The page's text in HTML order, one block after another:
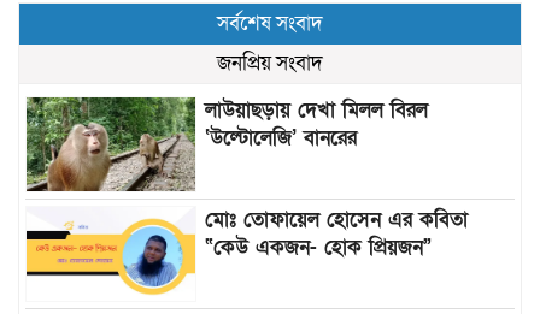
সর্বশেষ সংবাদ
জনপ্রিয় সংবাদ
লাউয়াছড়ায় দেখা মিলল বিরল
‘উল্টোলেজি’ বানরের
মোঃ তোফায়েল হোসেন এর কবিতা
“কেউ একজন- হোক প্রিয়জন”